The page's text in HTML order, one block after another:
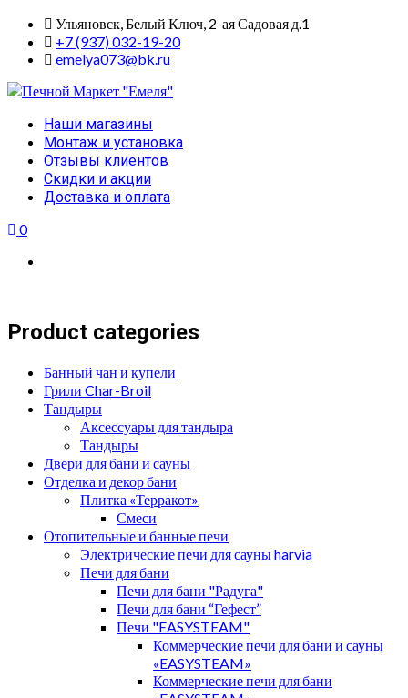
Skip
content
Ульяновск, Белый Ключ, 2-ая Садовая д.1
+7 (937) 032-19-20
emelya073@bk.ru
Primary
Menu
Наши магазины
Монтаж и установка
Отзывы клиентов
Скидки и акции
Доставка и оплата
0
Product categories
Банный чан и купели
Грили Char-Broil
Тандыры
Аксессуары для тандыра
Тандыры
Двери для бани и сауны
Отделка и декор бани
Плитка «Терракот»
Смеси
Отопительные и банные печи
Электрические печи для сауны harvia
Печи для бани
Печи для бани "Радуга"
Печи для бани “Гефест”
Печи "EASYSTEAM"
Коммерческие печи для бани и сауны
«EASYSTEAM»
Коммерческие печи для бани